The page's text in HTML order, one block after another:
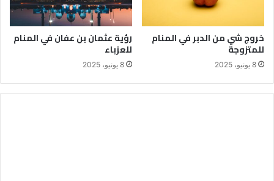
خروج شي من الدبر في المنام
للمتزوجة
8 يونيو، 2025
رؤية عثمان بن عفان في المنام
للعزباء
8 يونيو، 2025